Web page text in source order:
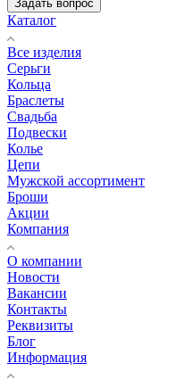
Задать вопрос
Каталог
Все изделия
Серьги
Кольца
Браслеты
Свадьба
Подвески
Колье
Цепи
Мужской ассортимент
Броши
Акции
Компания
О компании
Новости
Вакансии
Контакты
Реквизиты
Блог
Информация